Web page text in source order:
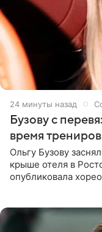
24 минуты назад
Бузову с
время
Ольгу Бузову
крыше отеля в
опубликовала